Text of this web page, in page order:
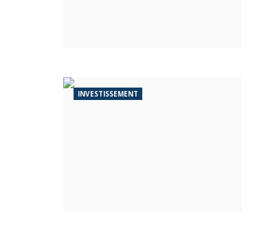
INVESTISSEMENT